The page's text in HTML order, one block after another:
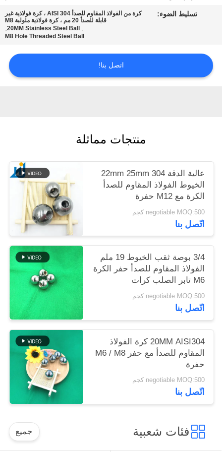
خريطة
PRIVACY
POLICY
تسليط الضوء:
كرة من الفولاذ المقاوم للصدأ AISI 304 ، كرة فولاذية غير
قابلة للصدأ 20 مم ، كرة فولاذية ملولبة M8
,
20MM Stainless Steel Ball
,
M8 Hole Threaded Steel Ball
اتصل بنا!
منتجات مماثلة
عالية الدقة 304 22mm 25mm
الخيوط الفولاذ المقاوم للصدأ
الكرة مع M12 حفرة
negotiable MOQ:500 كجم
اتّصل بنا
3/4 بوصة ثقب الخيوط 19 ملم
الفولاذ المقاوم للصدأ حفر الكرة
M6 تابر الصلب كرات
negotiable MOQ:500 كجم
اتّصل بنا
20MM AISI304 كرة الفولاذ
المقاوم للصدأ مع حفر M6 / M8
حفرة
negotiable MOQ:500 كجم
اتّصل بنا
فئات شعبية جميع